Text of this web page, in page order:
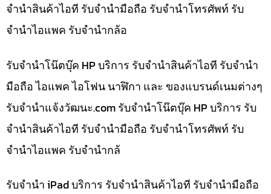
จำนำสินค้าไอที รับจำนำมือถือ รับจำนำโทรศัพท์ รับ
จำนำไอแพค รับจำนำกล้อ
รับจำนำโน๊ตบุ๊ค HP บริการ รับจำนำสินค้าไอที รับจำนำ
มือถือ ไอแพค ไอโฟน นาฬิกา และ ของแบรนด์เนมต่างๆ
รับจํานําแจ้งวัฒนะ.com รับจำนำโน๊ตบุ๊ค HP บริการ รับ
จำนำสินค้าไอที รับจำนำมือถือ รับจำนำโทรศัพท์ รับ
จำนำไอแพค รับจำนำกล้
รับจำนำ iPad บริการ รับจำนำสินค้าไอที รับจำนำมือถือ